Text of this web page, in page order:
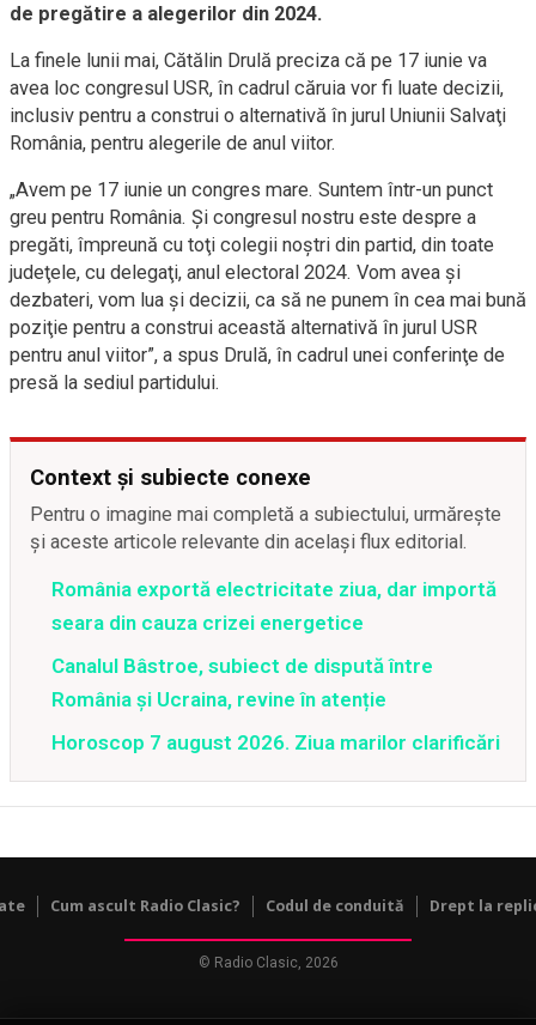
de pregătire a alegerilor din 2024.
La finele lunii mai, Cătălin Drulă preciza că pe 17 iunie va
avea loc congresul USR, în cadrul căruia vor fi luate decizii,
inclusiv pentru a construi o alternativă în jurul Uniunii Salvaţi
România, pentru alegerile de anul viitor.
„Avem pe 17 iunie un congres mare. Suntem într-un punct
greu pentru România. Şi congresul nostru este despre a
pregăti, împreună cu toţi colegii noştri din partid, din toate
judeţele, cu delegaţi, anul electoral 2024. Vom avea şi
dezbateri, vom lua şi decizii, ca să ne punem în cea mai bună
poziţie pentru a construi această alternativă în jurul USR
pentru anul viitor”, a spus Drulă, în cadrul unei conferinţe de
presă la sediul partidului.
Context și subiecte conexe
Pentru o imagine mai completă a subiectului, urmărește
și aceste articole relevante din același flux editorial.
România exportă electricitate ziua, dar importă
seara din cauza crizei energetice
Canalul Bâstroe, subiect de dispută între
România și Ucraina, revine în atenție
Horoscop 7 august 2026. Ziua marilor clarificări
Cum ascult Radio Clasic? Codul de conduită Drept la
© Radio Clasic, 2026